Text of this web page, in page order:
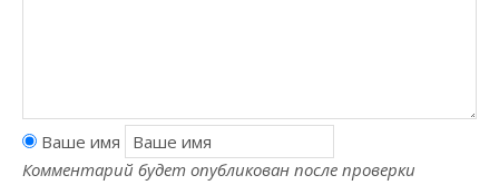
Ваше имя
Комментарий будет опубликован после проверки